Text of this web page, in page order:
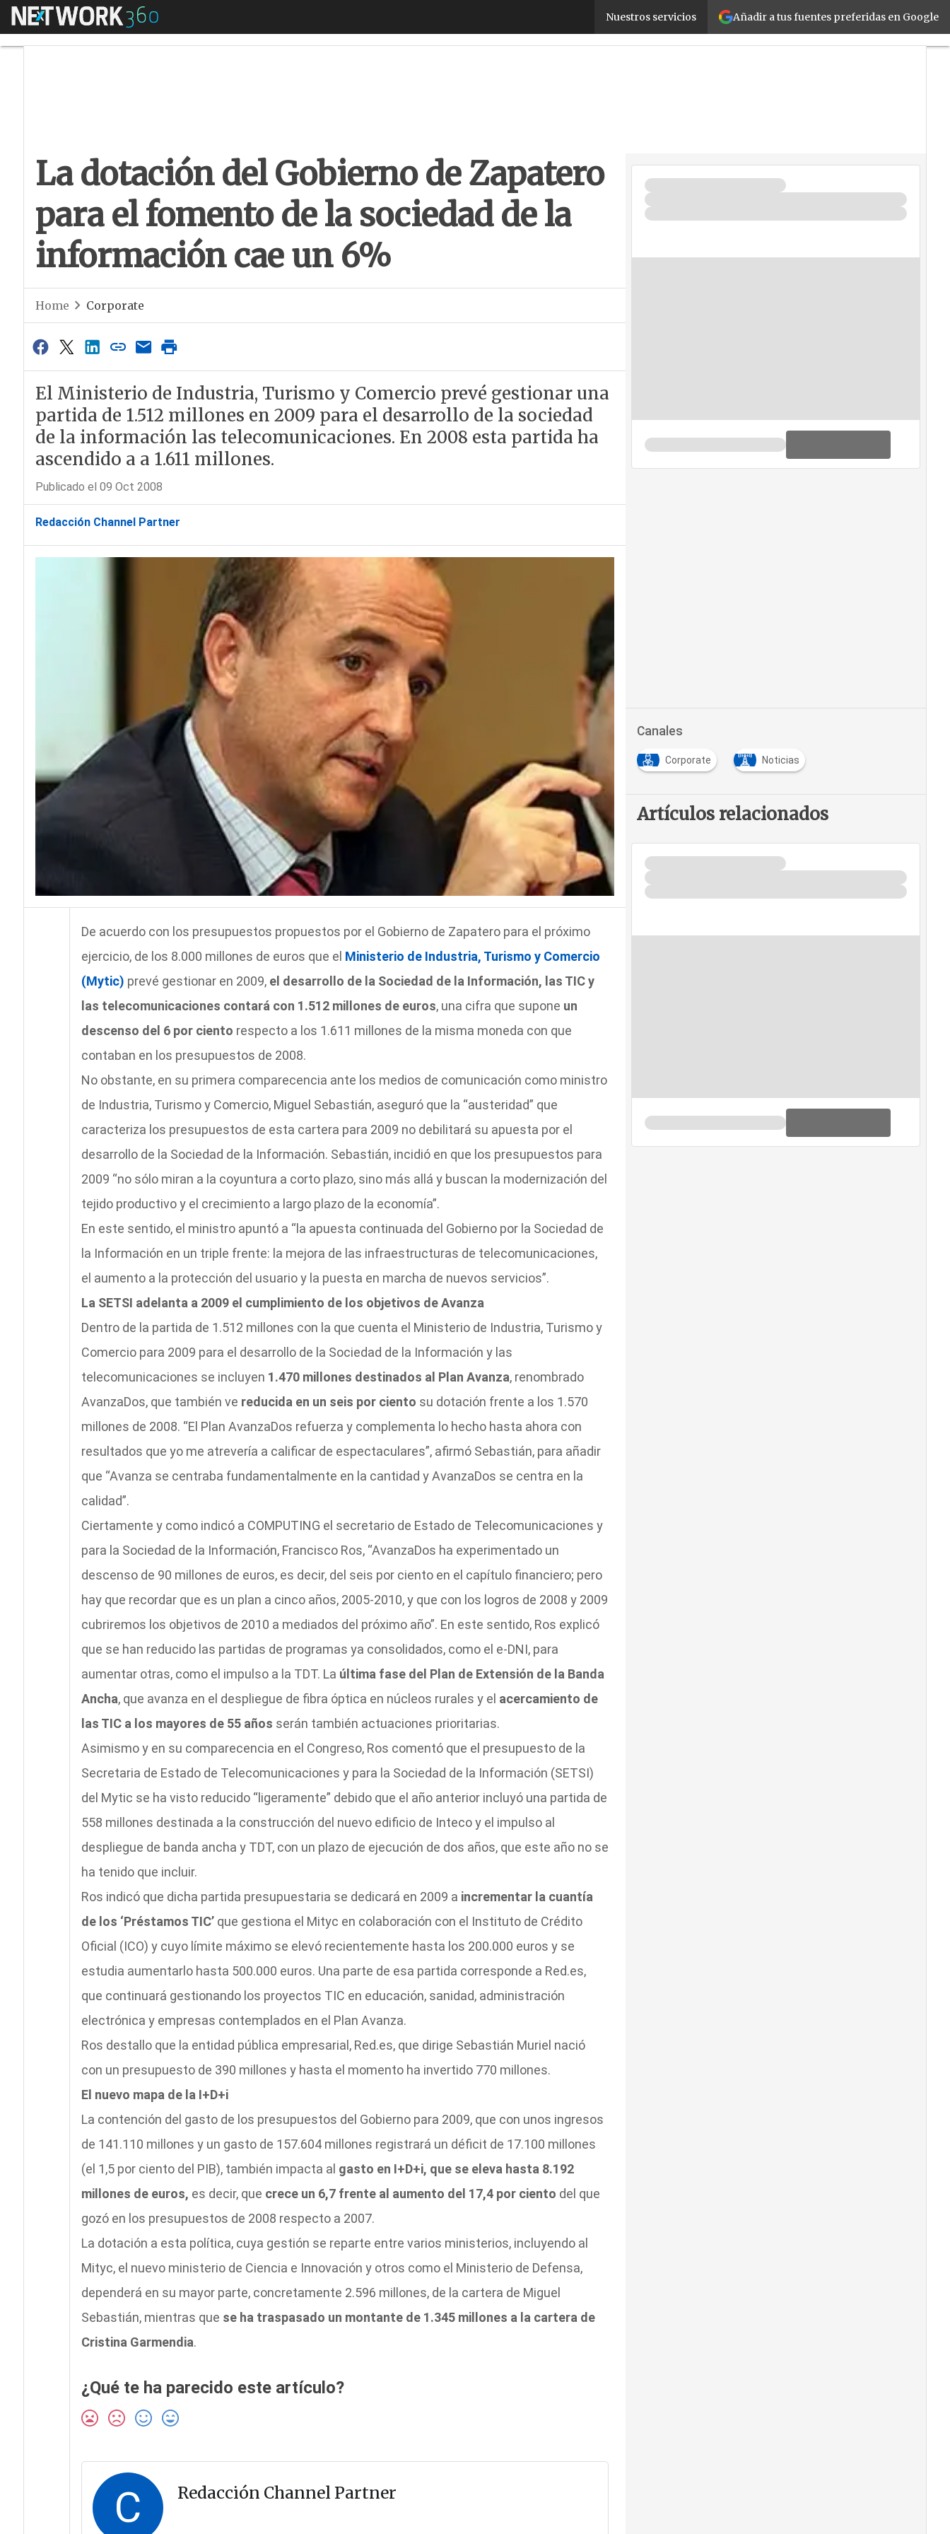
Añadir a tus fuentes preferidas en Google
Nuestros servicios
Menú La dotación del Gobierno de Zapatero para el fomento de la sociedad de la información cae un 6%Fabricantes
Mayoristas
TicPymes
Guía
ISV
La dotación del Gobierno de Zapatero
para el fomento de la sociedad de la
información cae un 6%
Home Corporate
El Ministerio de Industria, Turismo y Comercio prevé gestionar una
partida de 1.512 millones en 2009 para el desarrollo de la sociedad
de la información las telecomunicaciones. En 2008 esta partida ha
ascendido a a 1.611 millones.
Publicado el 09 Oct 2008
Redacción Channel Partner
De acuerdo con los presupuestos propuestos por el Gobierno de Zapatero para el próximo
ejercicio, de los 8.000 millones de euros que el Ministerio de Industria, Turismo y Comercio
(Mytic) prevé gestionar en 2009, el desarrollo de la Sociedad de la Información, las TIC y
las telecomunicaciones contará con 1.512 millones de euros, una cifra que supone un
descenso del 6 por ciento respecto a los 1.611 millones de la misma moneda con que
contaban en los presupuestos de 2008.
No obstante, en su primera comparecencia ante los medios de comunicación como ministro
de Industria, Turismo y Comercio, Miguel Sebastián, aseguró que la “austeridad” que
caracteriza los presupuestos de esta cartera para 2009 no debilitará su apuesta por el
desarrollo de la Sociedad de la Información. Sebastián, incidió en que los presupuestos para
2009 “no sólo miran a la coyuntura a corto plazo, sino más allá y buscan la modernización del
tejido productivo y el crecimiento a largo plazo de la economía”.
En este sentido, el ministro apuntó a “la apuesta continuada del Gobierno por la Sociedad de
la Información en un triple frente: la mejora de las infraestructuras de telecomunicaciones,
el aumento a la protección del usuario y la puesta en marcha de nuevos servicios”.
La SETSI adelanta a 2009 el cumplimiento de los objetivos de Avanza
Dentro de la partida de 1.512 millones con la que cuenta el Ministerio de Industria, Turismo y
Comercio para 2009 para el desarrollo de la Sociedad de la Información y las
telecomunicaciones se incluyen 1.470 millones destinados al Plan Avanza, renombrado
AvanzaDos, que también ve reducida en un seis por ciento su dotación frente a los 1.570
millones de 2008. “El Plan AvanzaDos refuerza y complementa lo hecho hasta ahora con
resultados que yo me atrevería a calificar de espectaculares”, afirmó Sebastián, para añadir
que “Avanza se centraba fundamentalmente en la cantidad y AvanzaDos se centra en la
calidad”.
Ciertamente y como indicó a COMPUTING el secretario de Estado de Telecomunicaciones y
para la Sociedad de la Información, Francisco Ros, “AvanzaDos ha experimentado un
descenso de 90 millones de euros, es decir, del seis por ciento en el capítulo financiero; pero
hay que recordar que es un plan a cinco años, 2005-2010, y que con los logros de 2008 y 2009
cubriremos los objetivos de 2010 a mediados del próximo año”. En este sentido, Ros explicó
que se han reducido las partidas de programas ya consolidados, como el e-DNI, para
aumentar otras, como el impulso a la TDT. La última fase del Plan de Extensión de la Banda
Ancha, que avanza en el despliegue de fibra óptica en núcleos rurales y el acercamiento de
las TIC a los mayores de 55 años serán también actuaciones prioritarias.
Asimismo y en su comparecencia en el Congreso, Ros comentó que el presupuesto de la
Secretaria de Estado de Telecomunicaciones y para la Sociedad de la Información (SETSI)
del Mytic se ha visto reducido “ligeramente” debido que el año anterior incluyó una partida de
558 millones destinada a la construcción del nuevo edificio de Inteco y el impulso al
despliegue de banda ancha y TDT, con un plazo de ejecución de dos años, que este año no se
ha tenido que incluir.
Ros indicó que dicha partida presupuestaria se dedicará en 2009 a incrementar la cuantía
de los ‘Préstamos TIC’que gestiona el Mityc en colaboración con el Instituto de Crédito
Oficial (ICO) y cuyo límite máximo se elevó recientemente hasta los 200.000 euros y se
estudia aumentarlo hasta 500.000 euros. Una parte de esa partida corresponde a Red.es,
que continuará gestionando los proyectos TIC en educación, sanidad, administración
electrónica y empresas contemplados en el Plan Avanza.
Ros destallo que la entidad pública empresarial, Red.es, que dirige Sebastián Muriel nació
con un presupuesto de 390 millones y hasta el momento ha invertido 770 millones.
El nuevo mapa de la I+D+i
La contención del gasto de los presupuestos del Gobierno para 2009, que con unos ingresos
de 141.110 millones y un gasto de 157.604 millones registrará un déficit de 17.100 millones
(el 1,5 por ciento del PIB), también impacta al gasto en I+D+i, que se eleva hasta 8.192
millones de euros, es decir, que crece un 6,7 frente al aumento del 17,4 por ciento del que
gozó en los presupuestos de 2008 respecto a 2007.
La dotación a esta política, cuya gestión se reparte entre varios ministerios, incluyendo al
Mityc, el nuevo ministerio de Ciencia e Innovación y otros como el Ministerio de Defensa,
dependerá en su mayor parte, concretamente 2.596 millones, de la cartera de Miguel
Sebastián, mientras que se ha traspasado un montante de 1.345 millones a la cartera de
Cristina Garmendia.
¿Qué te ha parecido este artículo?
C Redacción Channel Partner
Canales
Corporate Noticias
Artículos relacionados